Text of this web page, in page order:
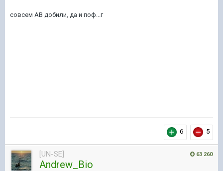
совсем АВ добили, да и поф...г
6 5
63 260
[UN-SE]
Andrew_Bio